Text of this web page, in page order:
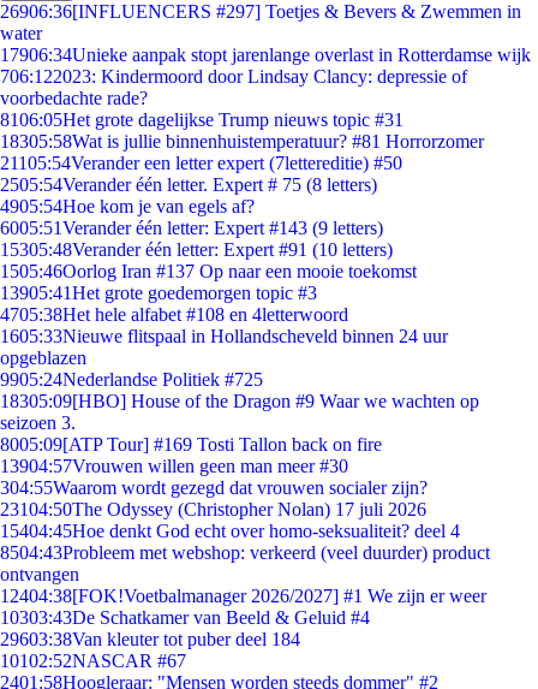
26906:36[INFLUENCERS #297] Toetjes & Bevers & Zwemmen in
water
17906:34Unieke aanpak stopt jarenlange overlast in Rotterdamse wijk
706:122023: Kindermoord door Lindsay Clancy: depressie of
voorbedachte rade?
8106:05Het grote dagelijkse Trump nieuws topic #31
18305:58Wat is jullie binnenhuistemperatuur? #81 Horrorzomer
21105:54Verander een letter expert (7lettereditie) #50
2505:54Verander één letter. Expert # 75 (8 letters)
4905:54Hoe kom je van egels af?
6005:51Verander één letter: Expert #143 (9 letters)
15305:48Verander één letter: Expert #91 (10 letters)
1505:46Oorlog Iran #137 Op naar een mooie toekomst
13905:41Het grote goedemorgen topic #3
4705:38Het hele alfabet #108 en 4letterwoord
1605:33Nieuwe flitspaal in Hollandscheveld binnen 24 uur
opgeblazen
9905:24Nederlandse Politiek #725
18305:09[HBO] House of the Dragon #9 Waar we wachten op
seizoen 3.
8005:09[ATP Tour] #169 Tosti Tallon back on fire
13904:57Vrouwen willen geen man meer #30
304:55Waarom wordt gezegd dat vrouwen socialer zijn?
23104:50The Odyssey (Christopher Nolan) 17 juli 2026
15404:45Hoe denkt God echt over homo-seksualiteit? deel 4
8504:43Probleem met webshop: verkeerd (veel duurder) product
ontvangen
12404:38[FOK!Voetbalmanager 2026/2027] #1 We zijn er weer
10303:43De Schatkamer van Beeld & Geluid #4
29603:38Van kleuter tot puber deel 184
10102:52NASCAR #67
2401:58Hoogleraar: "Mensen worden steeds dommer" #2